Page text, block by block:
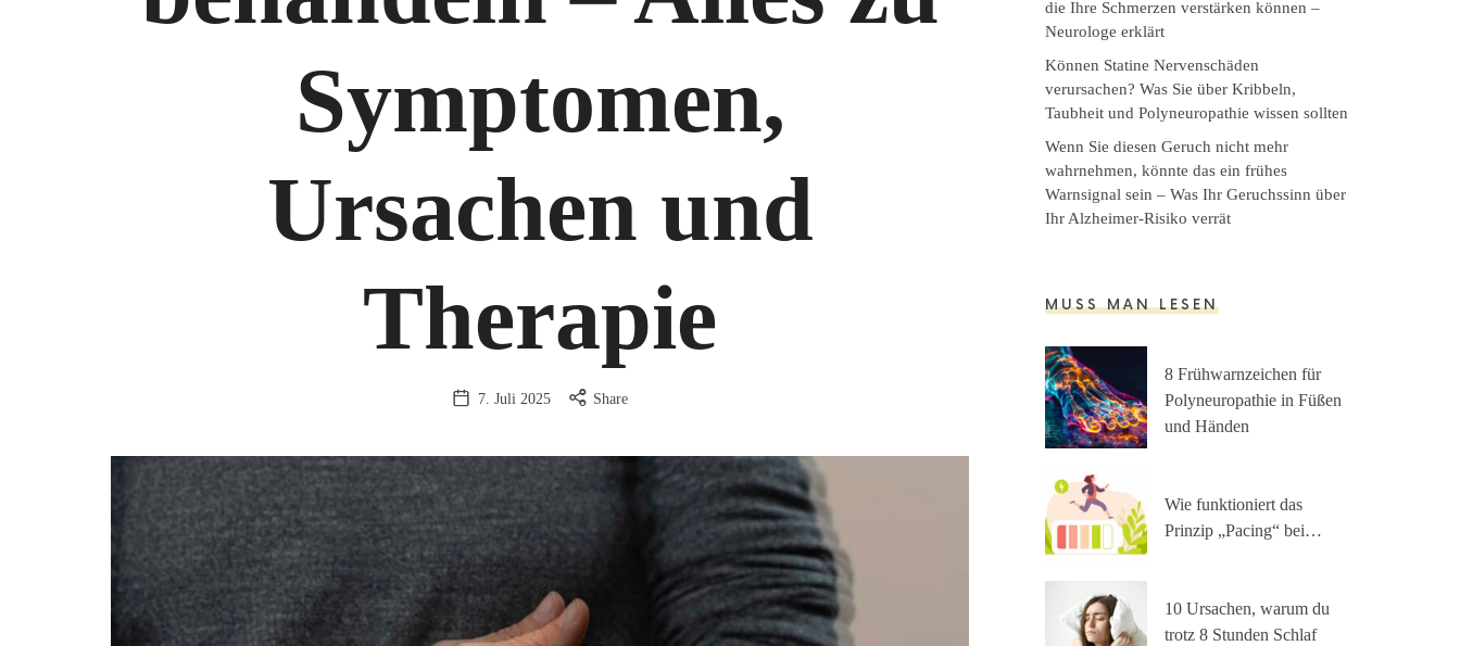
Symptomen,
Ursachen und
Therapie
7. Juli 2025 Share
die Ihre Schmerzen verstärken können –
Neurologe erklärt
Können Statine Nervenschäden
verursachen? Was Sie über Kribbeln,
Taubheit und Polyneuropathie wissen sollten
Wenn Sie diesen Geruch nicht mehr
wahrnehmen, könnte das ein frühes
Warnsignal sein – Was Ihr Geruchssinn über
Ihr Alzheimer-Risiko verrät
MUSS MAN LESEN
8 Frühwarnzeichen für
Polyneuropathie in Füßen
und Händen
Wie funktioniert das
Prinzip „Pacing“ bei…
10 Ursachen, warum du
trotz 8 Stunden Schlaf